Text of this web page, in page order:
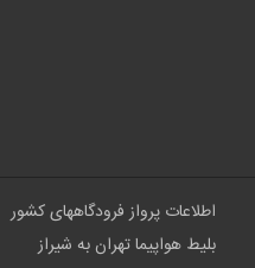
اطلاعات پرواز فرودگاههای کشور
بلیط هواپیما تهران به شیراز